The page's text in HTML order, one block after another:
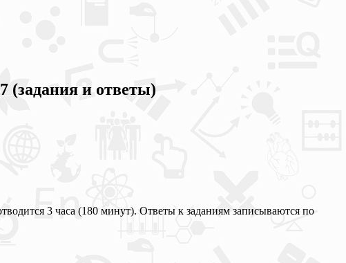
(задания и ответы)
3 часа (180 минут). Ответы к заданиям записываются по